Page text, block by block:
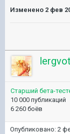
Изменено 2 фев
lergvot
Старший бета-
10 000 публикаций
6 260 боёв
Опубликовано: 2